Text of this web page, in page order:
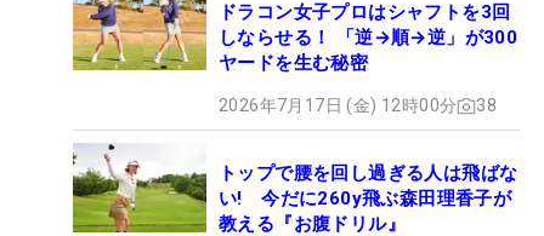
ドラコン女子プロはシャフトを3回
しならせる！ 「逆→順→逆」が300
ヤードを生む秘密
2026年7月17日 (金) 12時00分 38
トップで腰を回し過ぎる人は飛ばな
い! 今だに260y飛ぶ森田理香子が
教える『お腹ドリル』